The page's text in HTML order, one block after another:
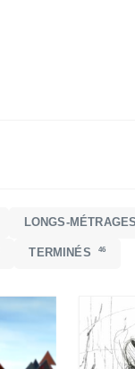
LONGS-MÉTRAGES
TERMINÉS 46